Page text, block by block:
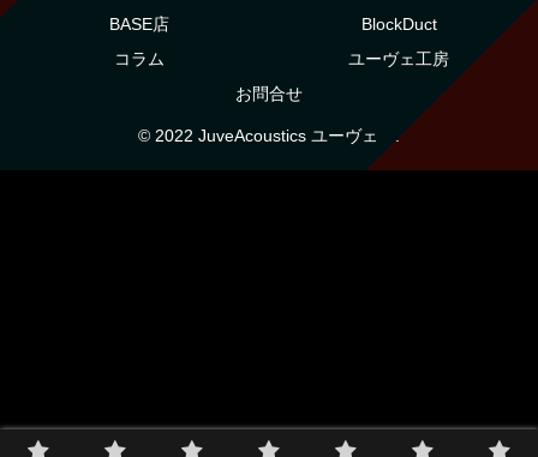
BASE店
BlockDuct
コラム
ユーヴェ工房
お問合せ
© 2022 JuveAcoustics ユーヴェ .